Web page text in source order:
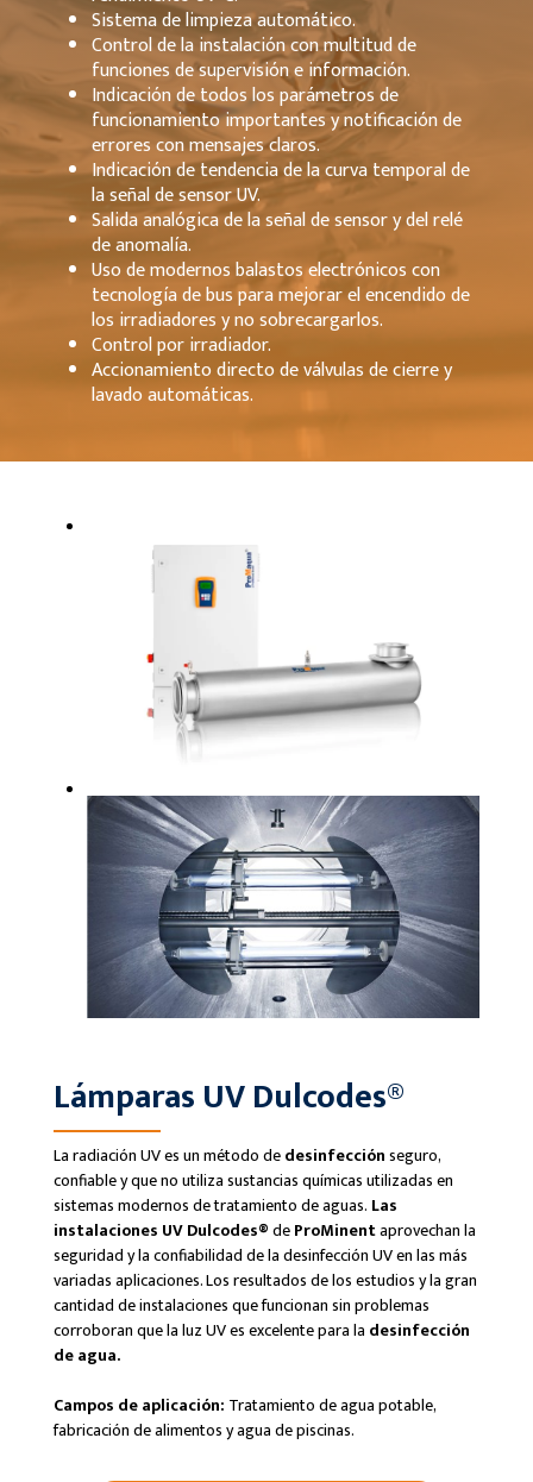
Sistema de limpieza automático.
Control de la instalación con multitud de
funciones de supervisión e información.
Indicación de todos los parámetros de
funcionamiento importantes y notificación de
errores con mensajes claros.
Indicación de tendencia de la curva temporal de
la señal de sensor UV.
Salida analógica de la señal de sensor y del relé
de anomalía.
Uso de modernos balastos electrónicos con
tecnología de bus para mejorar el encendido de
los irradiadores y no sobrecargarlos.
Control por irradiador.
Accionamiento directo de válvulas de cierre y
lavado automáticas.
Lámparas UV Dulcodes®
La radiación UV es un método dedesinfecciónseguro,
confiable y que no utiliza sustancias químicas utilizadas en
sistemas modernos de tratamiento de aguas. Las
instalaciones UV Dulcodes®deProMinentaprovechan la
seguridad y la confiabilidad de la desinfección UV en las más
variadas aplicaciones. Los resultados de los estudios y la gran
cantidad de instalaciones que funcionan sin problemas
corroboran que la luz UV es excelente para la desinfección
de agua.
Campos de aplicación: Tratamiento de agua potable,
fabricación de alimentos y agua de piscinas.